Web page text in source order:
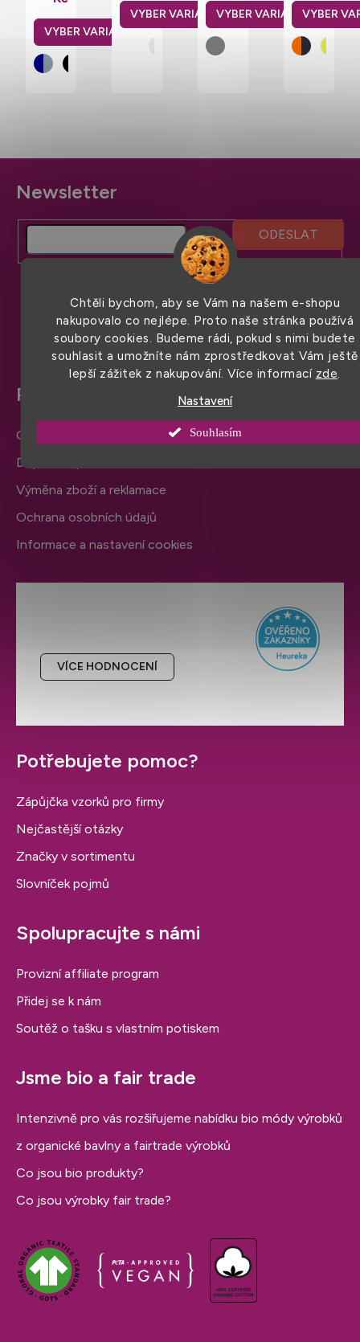
Chtěli bychom, aby se Vám na našem e-shopu
nakupovalo co nejlépe. Proto naše stránka používá
soubory cookies. Budeme rádi, pokud s nimi budete
souhlasit a umožníte nám zprostředkovat Vám ještě
lepší zážitek z nakupování. Více informací zde.
Nastavení
Souhlasím
zipem
dlouhým
zipem
3M
Z
á
a
VÍCE HODNOCENÍ
Pro snadný nákup
Obchodní podmínky
Doprava a platba
Výměna zboží a reklamace
Ochrana osobních údajů
Informace a nastavení cookies
Potřebujete pomoc?
Zápůjčka vzorků pro firmy
Nejčastější otázky
Značky v sortimentu
Slovníček pojmů
Spolupracujte s námi
Provizní affiliate program
Přidej se k nám
Soutěž o tašku s vlastním potiskem
Jsme bio a fair trade
Intenzivně pro vás rozšiřujeme nabídku bio módy výrobků
z organické bavlny a fairtrade výrobků
Co jsou bio produkty?
Co jsou výrobky fair trade?